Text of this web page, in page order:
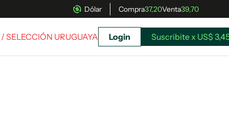
Dólar Compra37,20Venta39,70
/ SELECCIÓN URUGUAYA Login Suscribite x US$